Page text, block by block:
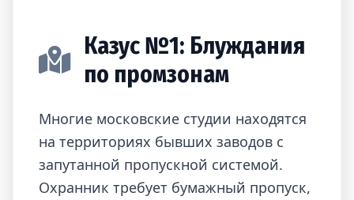
Казус №1: Блуждания
по промзонам
Многие московские студии находятся
на территориях бывших заводов с
запутанной пропускной системой.
Охранник требует бумажный пропуск,